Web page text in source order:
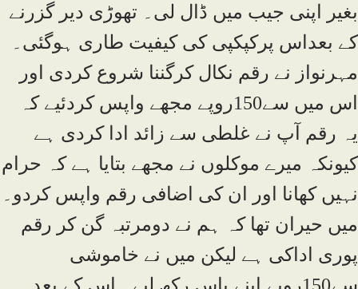
بغیر اپنی جیب میں ڈال لی۔ تھوڑی دیر گزرنے
کے بعداس پرکپکپی کی کیفیت طاری ہوگئی۔
مہرنواز نے رقم نکال کرگننا شروع کردی اور
اس میں سے150روپے مجھے واپس کردئیے کہ
یہ رقم آپ نے غلطی سے زائد ادا کردی ہے
کیونکہ میرے موکلوں نے مجھے بتایا ہے کہ حرام
نہیں کھانا اور ان کی اضافی رقم واپس کردو۔
میں حیران تھا کہ ہم نے دومرتبہ گن کر رقم
پوری اداکی ہے لیکن میں نے خاموشی